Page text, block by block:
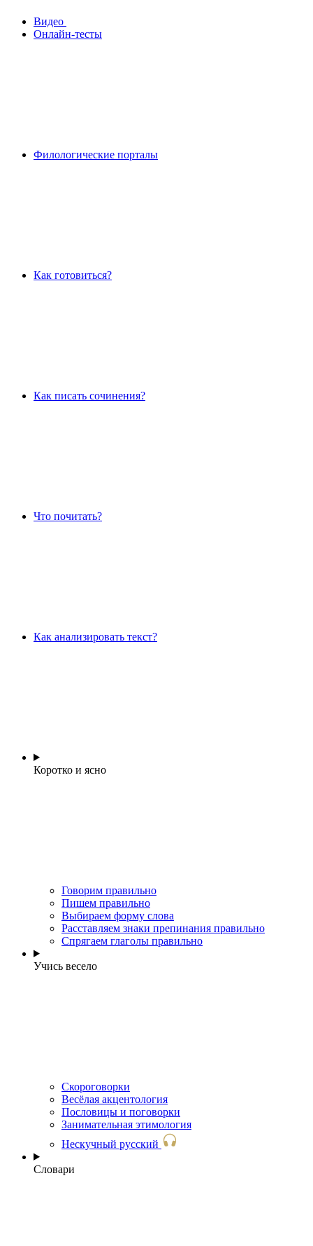
Видео
Онлайн-тесты
Филологические порталы
Как готовиться?
Как писать сочинения?
Что почитать?
Как анализировать текст?
Коротко и ясно
Говорим правильно
Пишем правильно
Выбираем форму слова
Расставляем знаки препинания правильно
Спрягаем глаголы правильно
Учись весело
Скороговорки
Весёлая акцентология
Пословицы и поговорки
Занимательная этимология
Нескучный русский
Словари